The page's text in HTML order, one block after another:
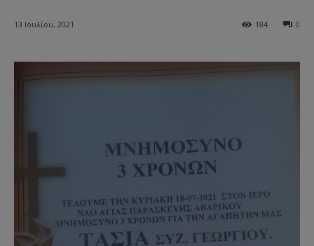
13 Ιουλίου, 2021 0
184